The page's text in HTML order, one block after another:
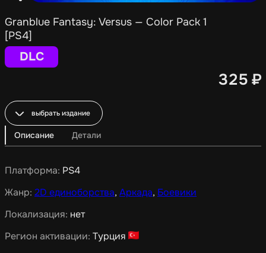
Granblue Fantasy: Versus — Color Pack 1
[PS4]
DLC
325 ₽
выбрать издание
Описание Детали
Платформа: PS4
Жанр: 2D единоборства, Аркада, Боевики
Локализация: нет
Регион активации: Турция